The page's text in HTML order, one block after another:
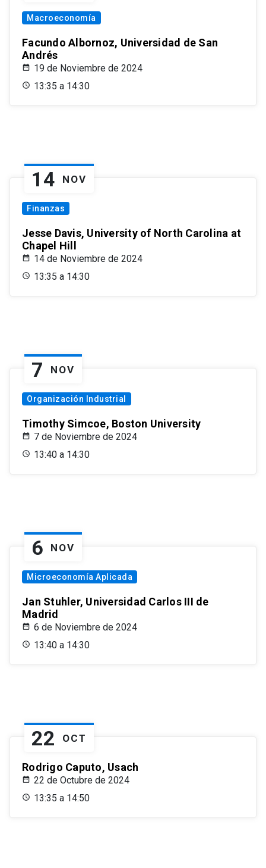
Macroeconomía
Facundo Albornoz, Universidad de San
Andrés
19 de Noviembre de 2024
13:35 a 14:30
14 NOV
Finanzas
Jesse Davis, University of North Carolina at
Chapel Hill
14 de Noviembre de 2024
13:35 a 14:30
7 NOV
Organización Industrial
Timothy Simcoe, Boston University
7 de Noviembre de 2024
13:40 a 14:30
6 NOV
Microeconomía Aplicada
Jan Stuhler, Universidad Carlos III de
Madrid
6 de Noviembre de 2024
13:40 a 14:30
22 OCT
Rodrigo Caputo, Usach
22 de Octubre de 2024
13:35 a 14:50